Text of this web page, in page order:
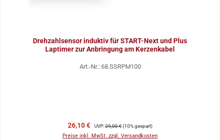
Drehzahlsensor induktiv für START-Next und Plus
Laptimer zur Anbringung am Kerzenkabel
Art.-Nr.: 68.SSRPM100
Verkaufspreis:
26,10 € Regulärer Preis:
UVP:29,00 €(10% gespart)
Preise inkl. MwSt. zzgl. Versandkosten